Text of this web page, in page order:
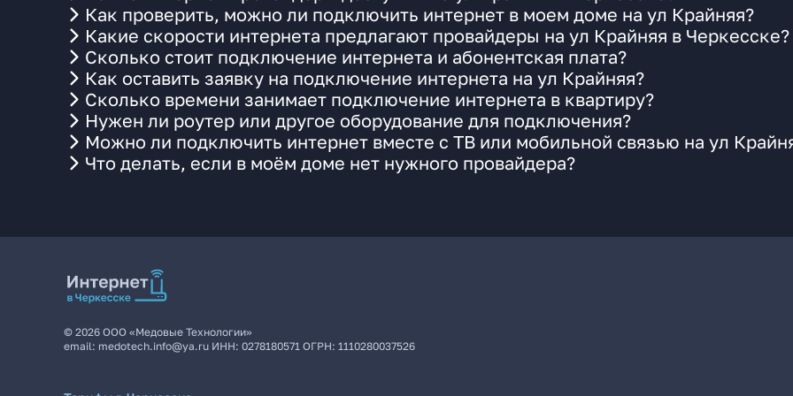
Как проверить, можно ли подключить интернет в моем доме на ул Крайняя?
Какие скорости интернета предлагают провайдеры на ул Крайняя в Черкесске?
Сколько стоит подключение интернета и абонентская плата?
Как оставить заявку на подключение интернета на ул Крайняя?
Сколько времени занимает подключение интернета в квартиру?
Нужен ли роутер или другое оборудование для подключения?
Можно ли подключить интернет вместе с ТВ или мобильной связью на ул
Что делать, если в моём доме нет нужного провайдера?
© 2026 ООО «Медовые Технологии»
email: medotech.info@ya.ru ИНН: 0278180571 ОГРН: 1110280037526